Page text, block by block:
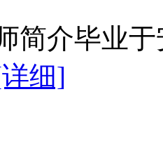
简介毕业
细]